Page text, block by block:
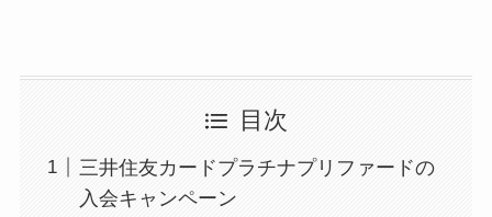
目次
三井住友カードプラチナプリファードの
入会キャンペーン